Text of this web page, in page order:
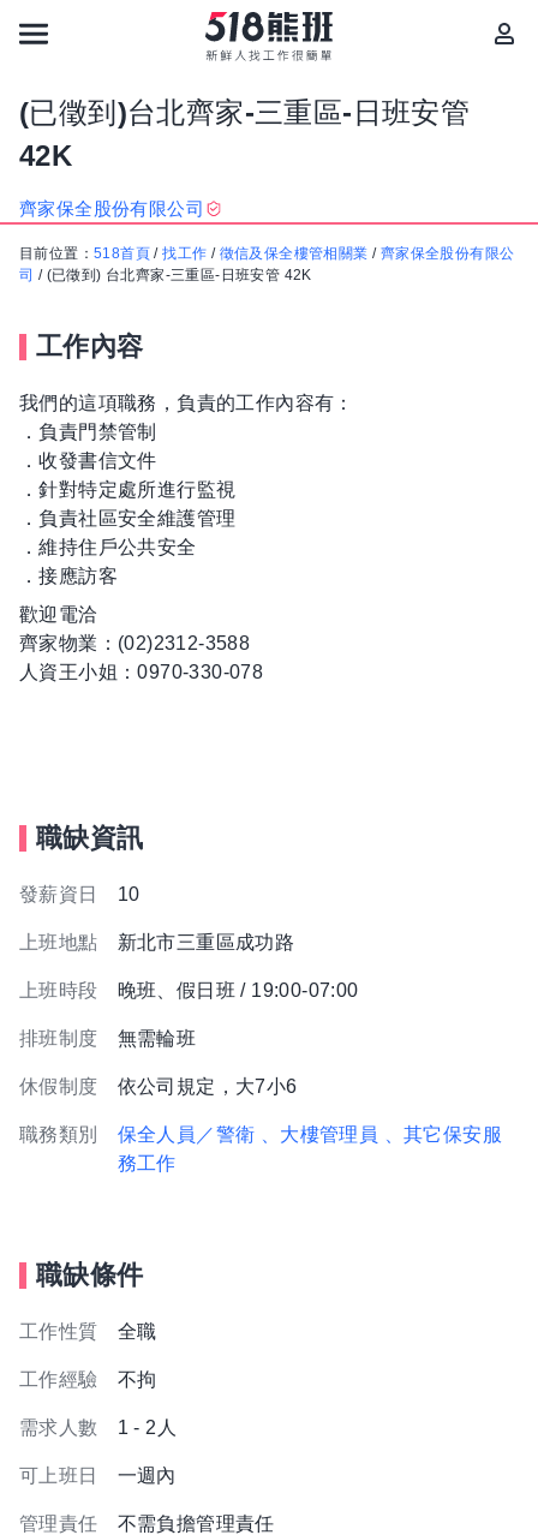
(已徵到)台北齊家-三重區-日班安管
42K
齊家保全股份有限公司
目前位置： 518首頁 /找工作 / 徵信及保全樓管相關業 / 齊家保全股份有限公
司 / (已徵到) 台北齊家-三重區-日班安管 42K
工作內容
我們的這項職務，負責的工作內容有：
．負責門禁管制
．收發書信文件
．針對特定處所進行監視
．負責社區安全維護管理
．維持住戶公共安全
．接應訪客
歡迎電洽
齊家物業：(02)2312-3588
人資王小姐：0970-330-078
職缺資訊
發薪資日 10
上班地點 新北市三重區成功路
上班時段 晚班、假日班 / 19:00-07:00
排班制度 無需輪班
休假制度 依公司規定，大7小6
職務類別 保全人員／警衛 、大樓管理員
、其它保安服
務工作
職缺條件
工作性質 全職
工作經驗 不拘
需求人數 1 - 2人
可上班日 一週內
管理責任 不需負擔管理責任